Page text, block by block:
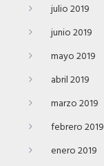
julio 2019
junio 2019
mayo 2019
abril 2019
marzo 2019
febrero 2019
enero 2019